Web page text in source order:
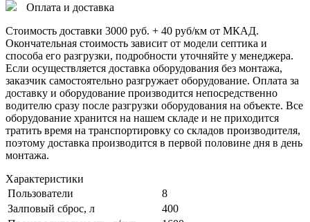
Оплата и доставка
Стоимость доставки 3000 руб. + 40 руб/км от МКАД.
Окончательная стоимость зависит от модели септика и
способа его разгрузки, подробности уточняйте у менеджера.
Если осуществляется доставка оборудования без монтажа,
заказчик самостоятельно разгружает оборудование. Оплата за
доставку и оборудование производится непосредственно
водителю сразу после разгрузки оборудования на объекте. Все
оборудование хранится на нашем складе и не приходится
тратить время на транспортировку со складов производителя,
поэтому доставка производится в первой половине дня в день
монтажа.
Характеристики
Пользователи
8
Залповый сброс, л
400